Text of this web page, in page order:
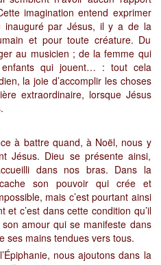
imagination entend exprimer
inauguré par Jésus, il y a de la
et pour toute créature. Du
au musicien ; de la femme qui
qui jouent… : tout cela
la joie d’accomplir les choses
extraordinaire, lorsque Jésus
à battre quand, à Noël, nous y
Jésus. Dieu se présente ainsi,
dans nos bras. Dans la
son pouvoir qui crée et
mais c’est pourtant ainsi
c’est dans cette condition qu’il
amour qui se manifeste dans
ses mains tendues vers tous.
nous ajoutons dans la